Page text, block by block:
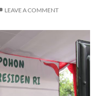
LEAVE A COMMENT